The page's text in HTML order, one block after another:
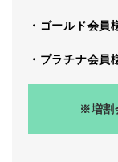
・ゴールド会
・プラチナ会
※増割